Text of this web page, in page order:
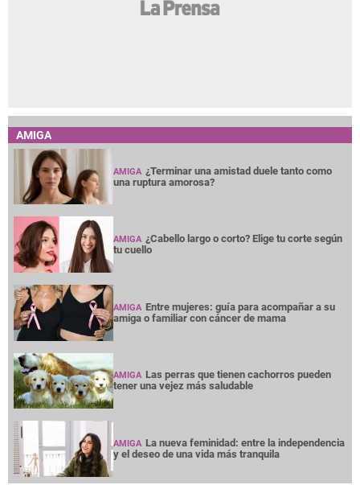
AMIGA
AMIGA ¿Terminar una amistad duele tanto como
una ruptura amorosa?
AMIGA ¿Cabello largo o corto? Elige tu corte según
tu cuello
AMIGA Entre mujeres: guía para acompañar a su
amiga o familiar con cáncer de mama
AMIGA Las perras que tienen cachorros pueden
tener una vejez más saludable
AMIGA La nueva feminidad: entre la independencia
y el deseo de una vida más tranquila